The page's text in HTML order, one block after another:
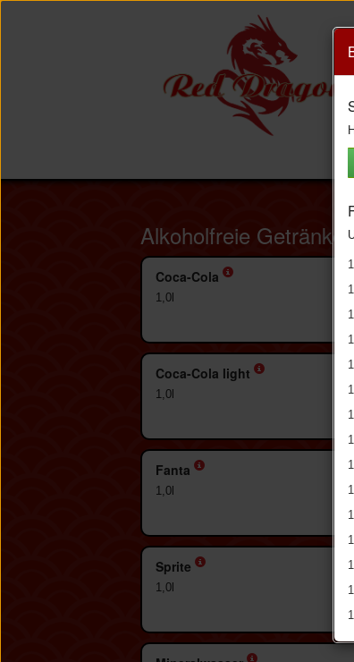
Alkoholfreie Getränke
Coca-Cola
1,0l
Coca-Cola light
1,0l
Fanta
1,0l
Sprite
1,0l